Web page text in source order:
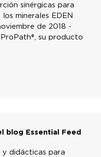
sinérgicas para
minerales EDEN
de 2018 -
su producto
blog Essential Feed
y didácticas para